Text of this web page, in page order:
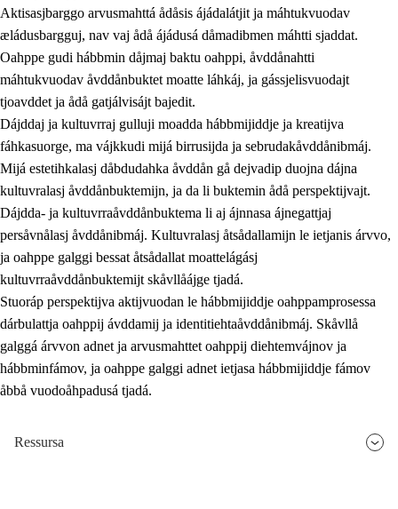
Aktisasjbarggo arvusmahttá ådåsis ájádalátjit ja máhtukvuodav
æládusbargguj, nav vaj ådå ájádusá dåmadibmen máhtti sjaddat.
Oahppe gudi hábbmin dåjmaj baktu oahppi, åvddånahtti
máhtukvuodav åvddånbuktet moatte láhkáj, ja gássjelisvuodajt
tjoavddet ja ådå gatjálvisájt bajedit.
Dájddaj ja kultuvrraj gulluji moadda hábbmijiddje ja kreatijva
fáhkasuorge, ma vájkkudi mijá birrusijda ja sebrudakåvddånibmáj.
Mijá estetihkalasj dåbdudahka åvddån gå dejvadip duojna dájna
kultuvralasj åvddånbuktemijn, ja da li buktemin ådå perspektijvajt.
Dájdda- ja kultuvrraåvddånbuktema li aj ájnnasa ájnegattjaj
persåvnålasj åvddånibmáj. Kultuvralasj åtsådallamijn le ietjanis árvvo,
ja oahppe galggi bessat åtsådallat moattelágásj
kultuvrraåvddånbuktemijt skåvllåájge tjadá.
Stuoráp perspektijva aktijvuodan le hábbmijiddje oahppamprosessa
dárbulattja oahppij ávddamij ja identitiehtaåvddånibmáj. Skåvllå
galggá árvvon adnet ja arvusmahttet oahppij diehtemvájnov ja
hábbminfámov, ja oahppe galggi adnet ietjasa hábbmijiddje fámov
åbbå vuodoåhpadusá tjadá.
Ressursa